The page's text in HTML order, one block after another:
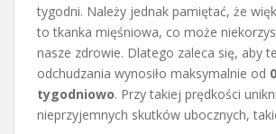
tygodni. Należy jednak pamiętać, że
to tkanka mięśniowa, co może
nasze zdrowie. Dlatego zaleca się, aby
odchudzania wynosiło maksymalnie od
tygodniowo. Przy takiej prędkości
nieprzyjemnych skutków ubocznych,